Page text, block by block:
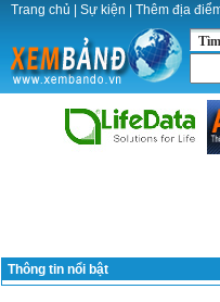
Trang chủ Sự kiện Thêm địa
Thông tin nổi bật